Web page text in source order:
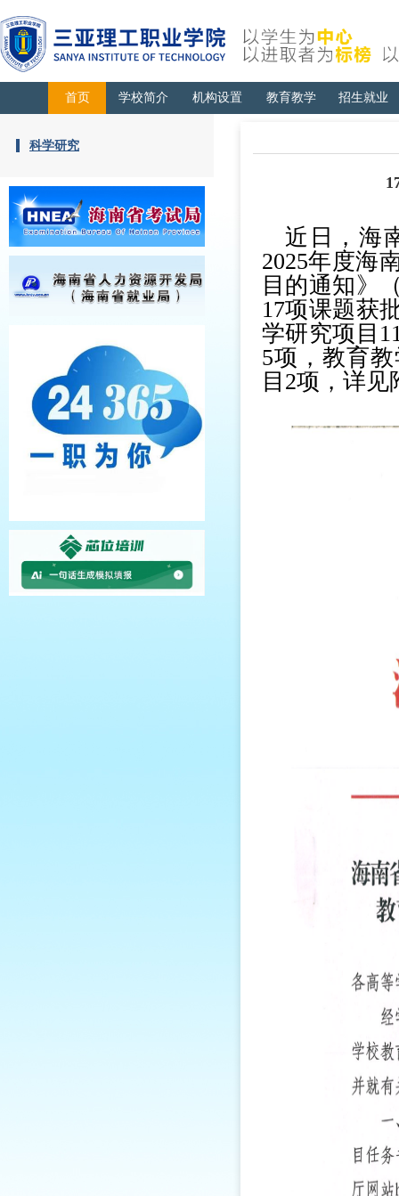
首页 学校简介 机构设置 教育教学 招生就业
科学研究
近日，海
2025年度海
目的通知》
17项课题获
学研究项目
5项，教育
目2项，详见